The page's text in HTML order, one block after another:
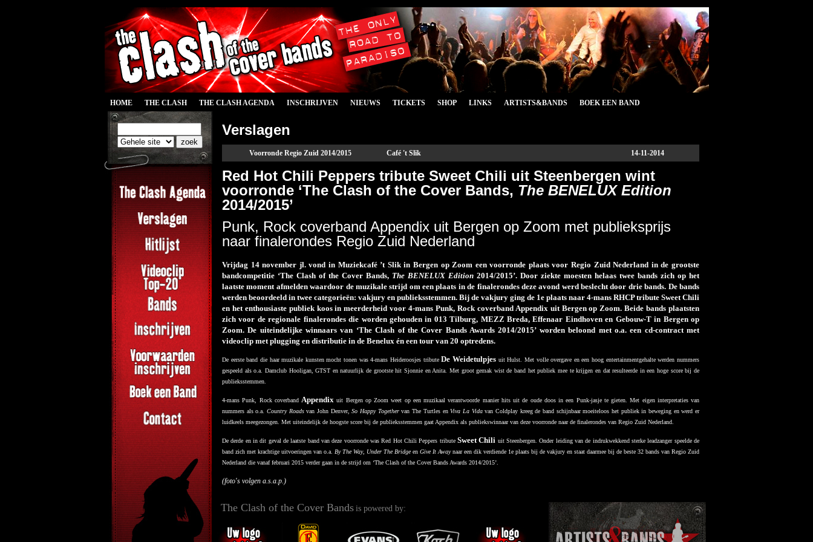
HOME THE CLASH THE CLASH AGENDA INSCHRIJVEN NIEUWS TICKETS SHOP LINKS ARTISTS&BANDS BOEK EEN BAND
Verslagen
Voorronde Regio Zuid 2014/2015 Café 't Slik 14-11-2014
Red Hot Chili Peppers tribute Sweet Chili uit Steenbergen wint
voorronde ‘The Clash of the Cover Bands, The BENELUX Edition
2014/2015’
Punk, Rock coverband Appendix uit Bergen op Zoom met publieksprijs
naar finalerondes Regio Zuid Nederland
Vrijdag 14 november jl. vond in Muziekcafé ’t Slik in Bergen op Zoom een voorronde plaats voor Regio Zuid Nederland in de grootste
bandcompetitie ‘The Clash of the Cover Bands, The BENELUX Edition 2014/2015’. Door ziekte moesten helaas twee bands zich op het
laatste moment afmelden waardoor de muzikale strijd om een plaats in de finalerondes deze avond werd beslecht door drie bands. De bands
werden beoordeeld in twee categorieën: vakjury en publieksstemmen. Bij de vakjury ging de 1e plaats naar 4-mans RHCP tribute Sweet Chili
en het enthousiaste publiek koos in meerderheid voor 4-mans Punk, Rock coverband Appendix uit Bergen op Zoom. Beide bands plaatsten
zich voor de regionale finalerondes die worden gehouden in 013 Tilburg, MEZZ Breda, Effenaar Eindhoven en Gebouw-T in Bergen op
Zoom. De uiteindelijke winnaars van ‘The Clash of the Cover Bands Awards 2014/2015’ worden beloond met o.a. een cd-contract met
videoclip met plugging en distributie in de Benelux én een tour van 20 optredens.
De eerste band die haar muzikale kunsten mocht tonen was 4-mans Heideroosjes tribute De Weidetulpjesuit Hulst. Met volle overgave en een hoog entertainmentgehalte werden nummers
gespeeld als o.a. Damclub Hooligan, GTST en natuurlijk de grootste hit Sjonnie en Anita. Met groot gemak wist de band het publiek mee te krijgen en dat resulteerde in een hoge score bij de
publieksstemmen.
4-mans Punk, Rock coverband Appendix uit Bergen op Zoom weet op een muzikaal verantwoorde manier hits uit de oude doos in een Punk-jasje te gieten. Met eigen interpretaties van
nummers als o.a.Country Roadsvan John Denver,So Happy Togethervan The Turtles enViva La Vidavan Coldplay kreeg de band schijnbaar moeiteloos het publiek in beweging en werd er
luidkeels meegezongen. Met uiteindelijk de hoogste score bij de publieksstemmen gaat Appendix als publiekswinnaar van deze voorronde naar de finalerondes van Regio Zuid Nederland.
De derde en in dit geval de laatste band van deze voorronde was Red Hot Chili Peppers tribute Sweet Chili uit Steenbergen. Onder leiding van de indrukwekkend sterke leadzanger speelde de
band zich met krachtige uitvoeringen van o.a. By The Way, Under The Bridgeen Give It Awaynaar een dik verdiende 1e plaats bij de vakjury en staat daarmee bij de beste 32 bands van Regio Zuid
Nederland die vanaf februari 2015 verder gaan in de strijd om ‘The Clash of the Cover Bands Awards 2014/2015’.
(foto's volgen a.s.a.p.)
The Clash of the Cover Bands is powered by: